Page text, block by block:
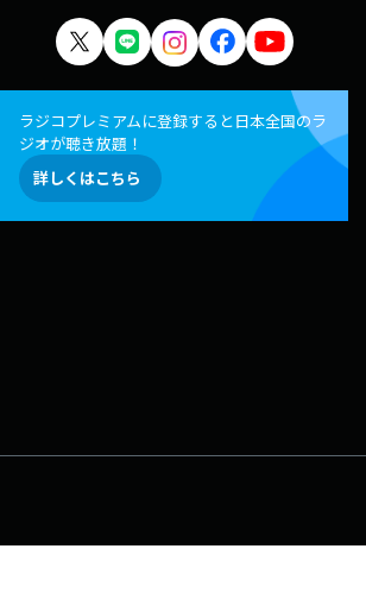
ラジコプレミアムに登録すると日本全国のラ
ジオが聴き放題！
詳しくはこちら